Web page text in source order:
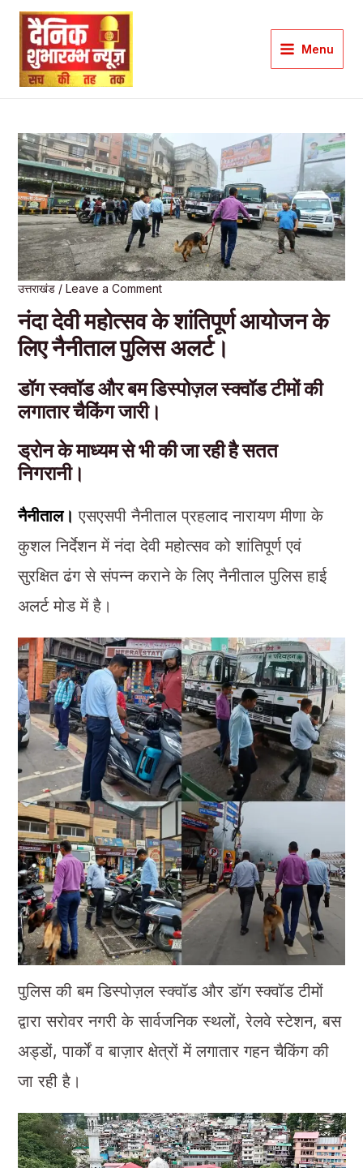
Skip
content
Main
Menu
उत्तराखंड/ Leave a Comment
नंदा देवी महोत्सव के शांतिपूर्ण आयोजन के
लिए नैनीताल पुलिस अलर्ट।
डॉग स्क्वॉड और बम डिस्पोज़ल स्क्वॉड टीमों की
लगातार चैकिंग जारी।
ड्रोन के माध्यम से भी की जा रही है सतत
निगरानी।
नैनीताल। एसएसपी नैनीताल प्रहलाद नारायण मीणा के
कुशल निर्देशन में नंदा देवी महोत्सव को शांतिपूर्ण एवं
सुरक्षित ढंग से संपन्न कराने के लिए नैनीताल पुलिस हाई
अलर्ट मोड में है।
पुलिस की बम डिस्पोज़ल स्क्वॉड और डॉग स्क्वॉड टीमों
द्वारा सरोवर नगरी के सार्वजनिक स्थलों, रेलवे स्टेशन, बस
अड्डों, पार्कों व बाज़ार क्षेत्रों में लगातार गहन चैकिंग की
जा रही है।